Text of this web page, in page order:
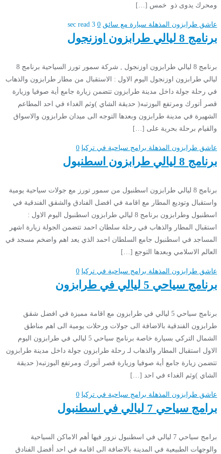
ومحرك يدوى ذو خمس […]
عاشق طرابزون المذهلة سيارة مع سائق 0
3 sec read
برنامج 8 ليالي طرابزون اوزنجول
برنامج 8 ليالي طرابزون اوزنجول , شركة سمور تورز السياحية برنامج 8
ليالي طرابزون اوزنجول اليوم الاول : الاستقبال من مطار طرابزون والذهاب
في رحلة جولة داخل مدينة طرابزون تتضمن زيارة جامع أية صوفيا وزيارة
قصر أتورك ومرتفع البوزتبه( حديقة الشاي )وثم الغداء في احد المطاعم
الشهيرة في مدينة طرابزون وبعدها التوجه الى ميدان طرابزون والاسواق
والقيام برحلة بحرية على […]
عاشق طرابزون المذهلة برامج سياحية في تركيا 0
برنامج 8 ليالي طرابزون اسطنبول
برنامج 8 ليالي طرابزون اسطنبول من سمور تورز مع جولات سياحية يومية
واستقبال وتوديع المطار مع اقامة في افضل الفنادق والشقق الفندقية في
اسطنبول وطرابزون برنامج 8 ليالي طرابزون اسطنبول اليوم الاول :
استقبال المطار والذهاب في رحلة سلطان احمد تتضمن الجولة زيارة اشهر
المساجد في اسطنبول جامع السلطان احمد الذي يعد اهم واضخم مسجد في
العالم الاسلامي وبعدها التوجع […]
عاشق طرابزون المذهلة برامج سياحية في تركيا 0
برنامج سياحي 5 ليالي في طرابزون
برنامج سياحي 5 ليالي في طرابزون مع اقامة مميزة في افضل شقق
طرابزون الفندقية بالاضافة الى جولات ورحلات يومية الى اهم مناطق
الشمال التركي بسيارة خاصة برنامج سياحي 5 ليالي في طرابزون اليوم
الاول استقبال المطار والذهاب لـ رحلة طرابزون جولة داخل مدينة طرابزون
تتضمن زيارة جامع أية صوفيا وزيارة قصر أتورك ومرتفع البوزتبه( حديقة
الشاي )وثم الغداء في احد […]
عاشق طرابزون المذهلة برامج سياحية في تركيا 0
برامج سياحي 7 ليالي في اسطنبول
برامج سياحي 7 ليالي في اسطنبول نزور فيها أهم الاماكن السياحية
والوجهات الطبيعية في المدينة بالاضافة الى اقامة في احد أفضل الفنادق